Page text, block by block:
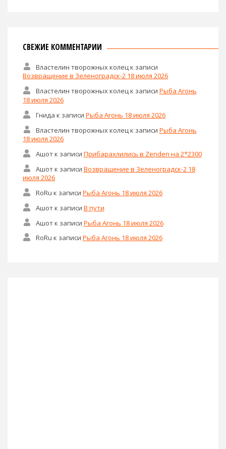
СВЕЖИЕ КОММЕНТАРИИ
Властелин творожных колец к записи
Возвращение в Зеленоградск-2 18 июля 2026
Властелин творожных колецк записи Рыба Агонь
18 июля 2026
Гнида к записи Рыба Агонь 18 июля 2026
Властелин творожных колец к записи Рыба Агонь
18 июля 2026
Ашотк записи Прибарахлились в Zenden на 2*2300
Ашотк записи Возвращение в Зеленоградск-2 18
июля 2026
RoRu к записи Рыба Агонь 18 июля 2026
Ашотк записи В пути
Ашотк записи Рыба Агонь 18 июля 2026
RoRu к записи Рыба Агонь 18 июля 2026